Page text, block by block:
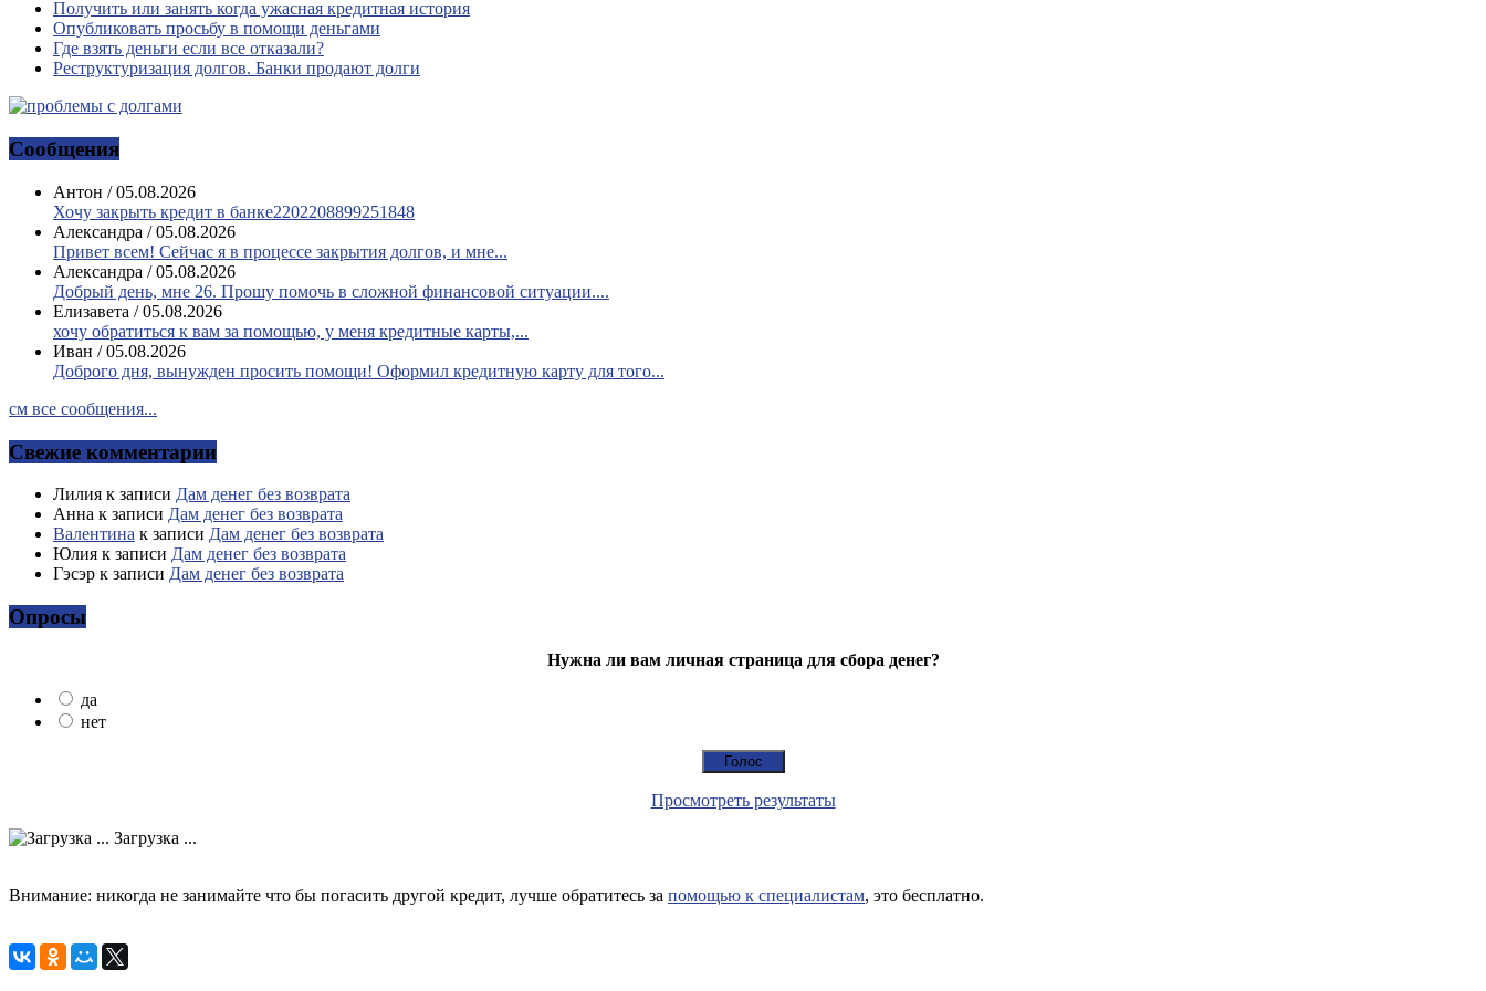
Получить или занять когда ужасная кредитная история
Опубликовать просьбу в помощи деньгами
Где взять деньги если все отказали?
Реструктуризация долгов. Банки продают долги
Сообщения
Антон /05.08.2026
Хочу закрыть кредит в банке2202208899251848
Александра /05.08.2026
Привет всем! Сейчас я в процессе закрытия долгов, и мне...
Александра /05.08.2026
Добрый день, мне 26. Прошу помочь в сложной финансовой ситуации....
Елизавета /05.08.2026
хочу обратиться к вам за помощью, у меня кредитные карты,...
Иван /05.08.2026
Доброго дня, вынужден просить помощи! Оформил кредитную карту для того...
см все сообщения...
Свежие комментарии
Лилия к записи Дам денег без возврата
Анна к записи Дам денег без возврата
Валентина к записи Дам денег без возврата
Юлия к записи Дам денег без возврата
Гэсэр к записи Дам денег без возврата
Опросы
Нужна ли вам личная страница для сбора денег?
да
нет
Просмотреть результаты
Загрузка ...
Внимание: никогда не занимайте что бы погасить другой кредит, лучше обратитесь за помощью к специалистам, это бесплатно.